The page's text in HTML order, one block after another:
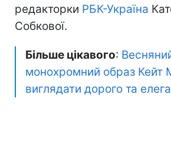
редакторки РБК-Україна
Собкової.
Більше цікавого:
монохромний образ Кейт
виглядати дорого та